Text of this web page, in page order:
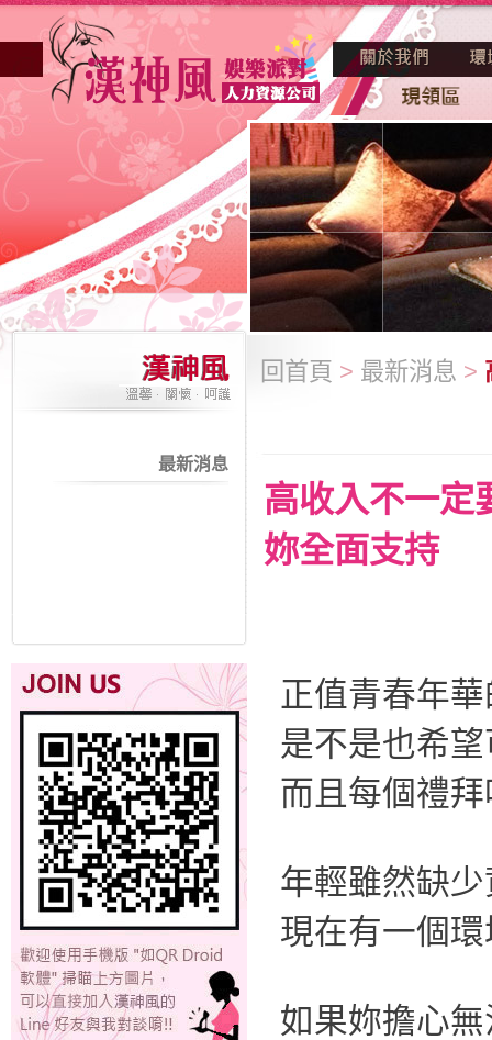
最新消息
回首頁 > 最新消息 >
高收入不一定
妳全面支持
正值青春年
是不是也希
而且每個禮
年輕雖然缺
現在有一個
如果妳擔心